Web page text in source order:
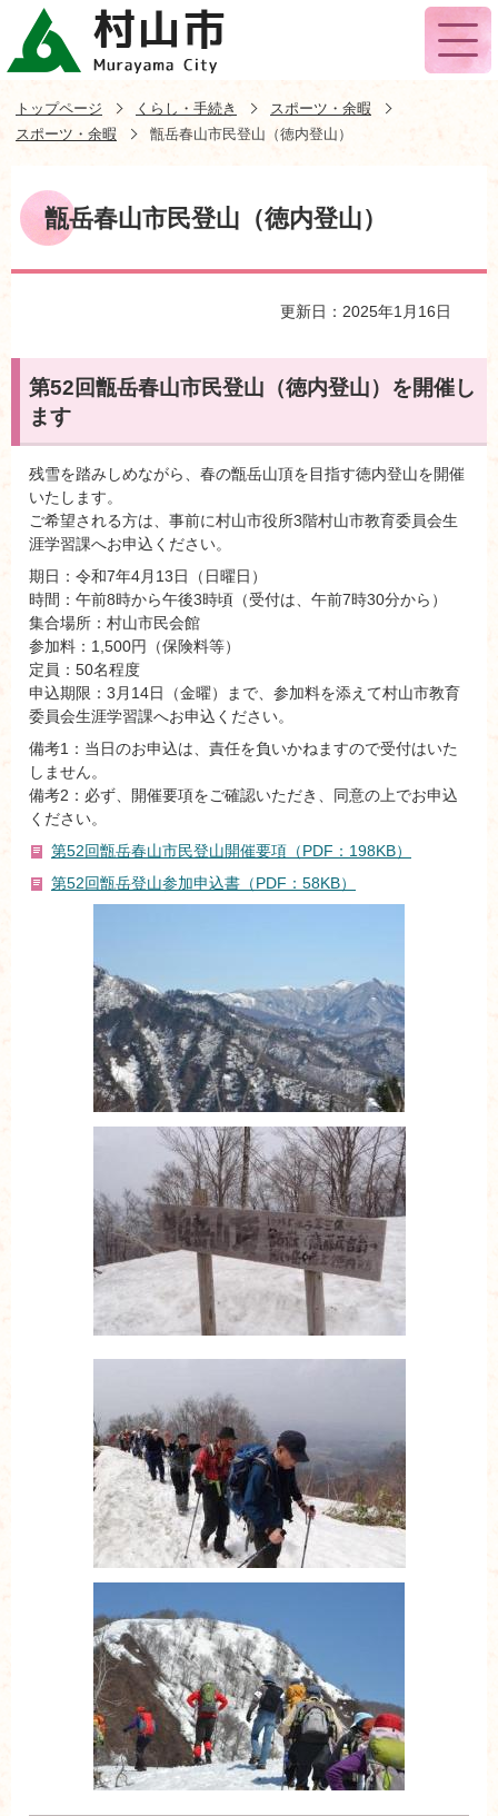
トップページ くらし・手続き
スポーツ・余暇
スポーツ・余暇
甑岳春山市民登山（徳内登山）
甑岳春山市民登山（徳内登山）
更新日：2025年1月16日
第52回甑岳春山市民登山（徳内登山）を開催し
ます
残雪を踏みしめながら、春の甑岳山頂を目指す徳内登山を開催
いたします。
ご希望される方は、事前に村山市役所3階村山市教育委員会生
涯学習課へお申込ください。
期日：令和7年4月13日（日曜日）
時間：午前8時から午後3時頃（受付は、午前7時30分から）
集合場所：村山市民会館
参加料：1,500円（保険料等）
定員：50名程度
申込期限：3月14日（金曜）まで、参加料を添えて村山市教育
委員会生涯学習課へお申込ください。
備考1：当日のお申込は、責任を負いかねますので受付はいた
しません。
備考2：必ず、開催要項をご確認いただき、同意の上でお申込
ください。
第52回甑岳春山市民登山開催要項（PDF：198KB）
第52回甑岳登山参加申込書（PDF：58KB）